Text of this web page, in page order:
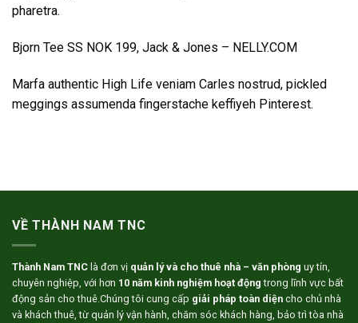
pharetra.
Bjorn Tee SS NOK 199, Jack & Jones – NELLY.COM
Marfa authentic High Life veniam Carles nostrud, pickled
meggings assumenda fingerstache keffiyeh Pinterest.
VỀ THÀNH NAM TNC
Thành Nam TNC là đơn vị quản lý và cho thuê nhà – văn phòng uy tín,
chuyên nghiệp, với hơn 10 năm kinh nghiệm hoạt động trong lĩnh vực bất
động sản cho thuê.Chúng tôi cung cấp giải pháp toàn diện cho chủ nhà
và khách thuê, từ quản lý vận hành, chăm sóc khách hàng, bảo trì tòa nhà